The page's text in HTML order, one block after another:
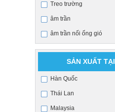
Treo trường
âm trần
âm trần nối ống gió
SẢN XUẤT TẠI
Hàn Quốc
Thái Lan
Malaysia